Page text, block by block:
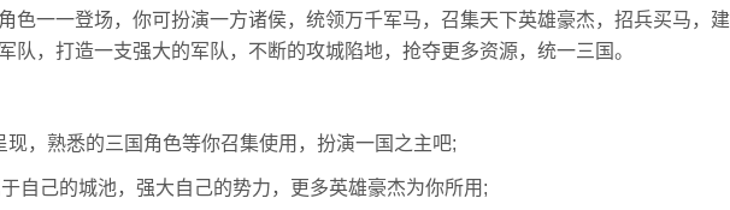
色一一登场，你可扮演一方诸侯，统领万千军马，召集天下英雄豪杰，招兵买马，建
队，打造一支强大的军队，不断的攻城陷地，抢夺更多资源，统一三国。
，熟悉的三国角色等你召集使用，扮演一国之主吧;
自己的城池，强大自己的势力，更多英雄豪杰为你所用;